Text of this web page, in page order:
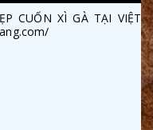
CUỐN XÌ GÀ TẠI VIỆT